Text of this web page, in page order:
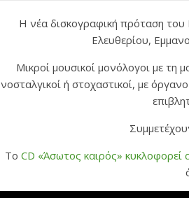
Η νέα δισκογραφική πρόταση
Ελευθερίου,
Μικροί μουσικοί μονόλογοι με τη
νοσταλγικοί ή στοχαστικοί, με
Το CD «Άσωτος καιρός»